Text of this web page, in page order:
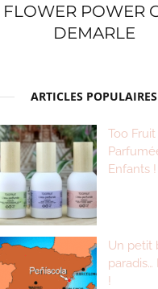
FLOWER POWER
DEMARLE
ARTICLES POPULAIRES
Too
Enfants !
Un petit
paradis…
!